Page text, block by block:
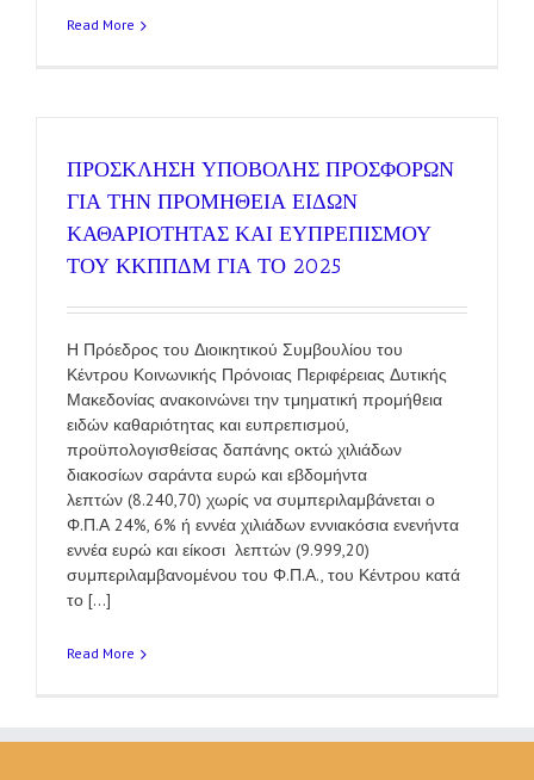
Read More
ΠΡΟΣΚΛΗΣΗ ΥΠΟΒΟΛΗΣ ΠΡΟΣΦΟΡΩΝ
ΓΙΑ ΤΗΝ ΠΡΟΜΗΘΕΙΑ ΕΙΔΩΝ
ΚΑΘΑΡΙΟΤΗΤΑΣ ΚΑΙ ΕΥΠΡΕΠΙΣΜΟΥ
ΤΟΥ ΚΚΠΠΔΜ ΓΙΑ ΤΟ 2025
Η Πρόεδρος του Διοικητικού Συμβουλίου του
Κέντρου Κοινωνικής Πρόνοιας Περιφέρειας Δυτικής
Μακεδονίας ανακοινώνει την τμηματική προμήθεια
ειδών καθαριότητας και ευπρεπισμού,
προϋπολογισθείσας δαπάνης οκτώ χιλιάδων
διακοσίων σαράντα ευρώ και εβδομήντα
λεπτών (8.240,70) χωρίς να συμπεριλαμβάνεται ο
Φ.Π.Α 24%, 6% ή εννέα χιλιάδων εννιακόσια ενενήντα
εννέα ευρώ και είκοσι λεπτών (9.999,20)
συμπεριλαμβανομένου του Φ.Π.Α., του Κέντρου κατά
το [...]
Read More